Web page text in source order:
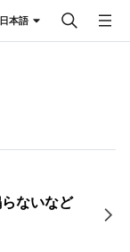
日本語
ないなど